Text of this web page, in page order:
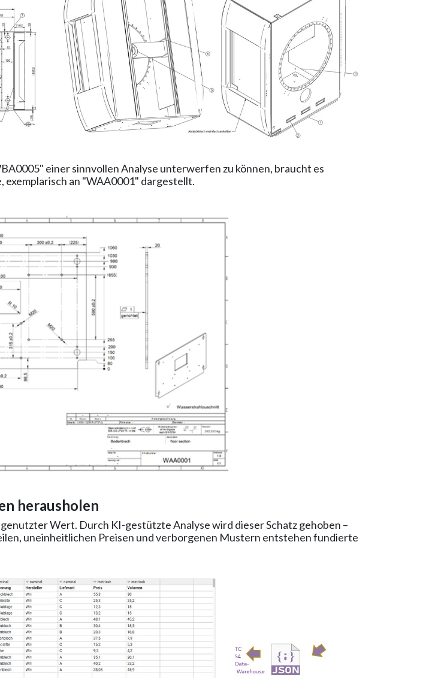
einer sinnvollen Analyse unterwerfen zu können, braucht es
exemplarisch an "WAA0001" dargestellt.
herausholen
Wert. Durch KI-gestützte Analyse wird dieser Schatz gehoben –
uneinheitlichen Preisen und verborgenen Mustern entstehen fundierte